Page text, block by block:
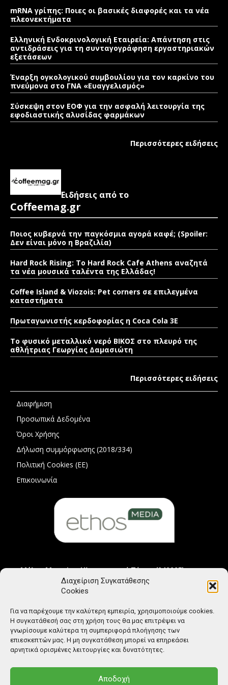
Διαχείριση Συγκατάθεσης
Cookies
Για να παρέχουμε την καλύτερη εμπειρία, χρησιμοποιούμε cookies.
Η συγκατάθεσή σας στη χρήση τους θα μας επιτρέψει να
γνωρίσουμε καλύτερα τη συμπεριφορά πλοήγησης των
επιεσκεπτών μας. Η μη συγκατάθεση μπορεί να επηρεάσει
αρνητικά ορισμένες λειτουργίες και δυνατότητες.
Αποδοχή
mRNA γρίπης: Ποιες οι βασικές διαφορές και τα νέα
πλεονεκτήματα
Ελληνική Ενδοκρινολογική Εταιρεία: Απάντηση στις
αντιδράσεις για τη συνταγογράφηση εργαστηριακών
εξετάσεων
Έναρξη ογκολογικού συμβουλίου για τον καρκίνο του
πνεύμονα στο ΓΝΑ «Ευαγγελισμός»
Σύσκεψη στον ΕΟΦ για την ασφαλή λειτουργία της
εφοδιαστικής αλυσίδας φαρμάκων
Περισσότερες ειδήσεις
Ειδήσεις από το
Coffeemag.gr
Ποιος κυβερνά την παγκόσμια αγορά καφέ; (Spoiler:
Δεν είναι μόνο η Βραζιλία)
Hard Rock Rising: Το Hard Rock Cafe Athens αναζητά
τα νέα μουσικά ταλέντα της Ελλάδας!
Coffee Island & Viozois: Pet corners σε επιλεγμένα
καταστήματα
Πρωταγωνιστής κερδοφορίας η Coca Cola 3E
Το φυσικό μεταλλικό νερό ΒΙΚΟΣ στο πλευρό της
αθλήτριας Γεωργίας Δαμασιώτη
Περισσότερες ειδήσεις
Διαφήμιση
Προσωπικά Δεδομένα
Όροι Χρήσης
Δήλωση συμμόρφωσης (2018/334)
Πολιτική Cookies (ΕΕ)
Επικοινωνία
Μέλος Μητρώου Ηλεκτρονικού Τύπου (242225)